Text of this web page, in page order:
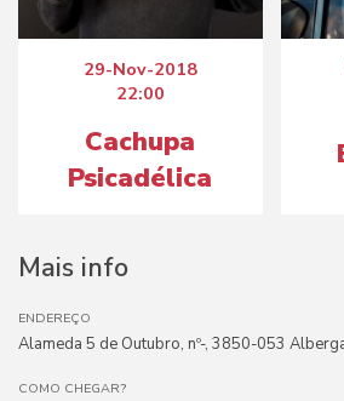
29-Nov-2018
22:00
Cachupa
Psicadélica
Mais info
ENDEREÇO
Alameda 5 de Outubro, nº-, 3850-053
COMO CHEGAR?